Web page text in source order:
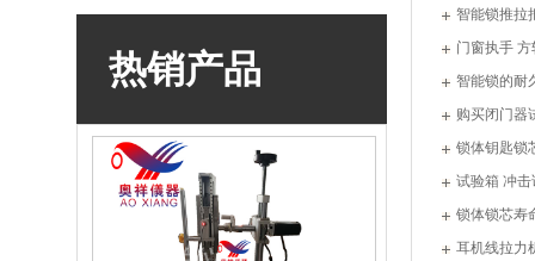
热销产品
测试机
智能锁推拉
门窗执手
智能锁的耐
购买闭门器
锁体钥匙锁
试验箱 冲击
锁体锁芯寿
耳机线拉力